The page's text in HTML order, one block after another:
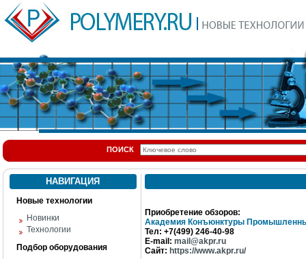
ПОИСК
НАВИГАЦИЯ
Новые технологии
Новинки
Технологии
Подбор оборудования
Приобретение обзоров:
Академия Конъюнктуры
Тел: +7(499) 246-40-98
E-mail: mail@akpr.ru
Сайт: https://www.akpr.ru/